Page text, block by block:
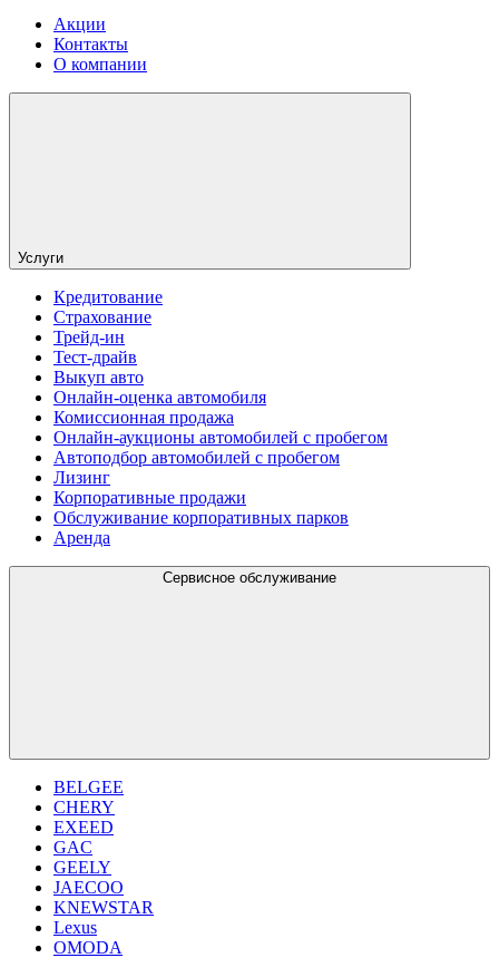
Акции
Контакты
О компании
Услуги
Кредитование
Страхование
Трейд-ин
Тест-драйв
Выкуп авто
Онлайн-оценка автомобиля
Комиссионная продажа
Онлайн-аукционы автомобилей с пробегом
Автоподбор автомобилей с пробегом
Лизинг
Корпоративные продажи
Обслуживание корпоративных парков
Аренда
Сервисное обслуживание
BELGEE
CHERY
EXEED
GAC
GEELY
JAECOO
KNEWSTAR
Lexus
OMODA